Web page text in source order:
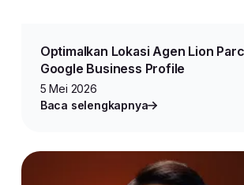
Optimalkan Lokasi Agen Lion
Google Business Profile
5 Mei 2026
Baca selengkapnya